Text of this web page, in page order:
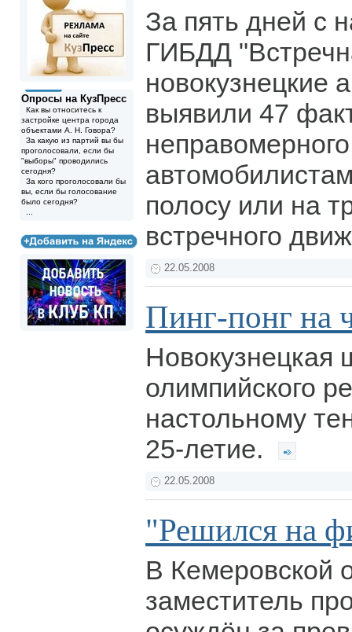
Опросы на КузПресс
Как вы относитесь к
застройке центра города
объектами А. Н. Говора?
За какую из партий вы бы
проголосовали, если бы
"выборы" проводились
сегодня?
За кого проголосовали бы
вы, если бы голосование
было сегодня?
За пять дней с
ГИБДД
новокузнецкие
выявили 47
полосу или на
встречного
22.05.2008
Пинг-понг на
Новокузнецкая
олимпийского
настольному
25-летие.
22.05.2008
"Решился на
В Кемеровской
заместитель